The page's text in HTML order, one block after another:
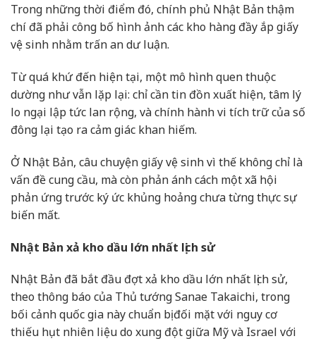
Trong những thời điểm đó, chính phủ Nhật Bản thậm
chí đã phải công bố hình ảnh các kho hàng đầy ắp giấy
vệ sinh nhằm trấn an dư luận.
Từ quá khứ đến hiện tại, một mô hình quen thuộc
dường như vẫn lặp lại: chỉ cần tin đồn xuất hiện, tâm lý
lo ngại lập tức lan rộng, và chính hành vi tích trữ của số
đông lại tạo ra cảm giác khan hiếm.
Ở Nhật Bản, câu chuyện giấy vệ sinh vì thế không chỉ là
vấn đề cung cầu, mà còn phản ánh cách một xã hội
phản ứng trước ký ức khủng hoảng chưa từng thực sự
biến mất.
Nhật Bản xả kho dầu lớn nhất lịch sử
Nhật Bản đã bắt đầu đợt xả kho dầu lớn nhất lịch sử,
theo thông báo của Thủ tướng Sanae Takaichi, trong
bối cảnh quốc gia này chuẩn bị đối mặt với nguy cơ
thiếu hụt nhiên liệu do xung đột giữa Mỹ và Israel với